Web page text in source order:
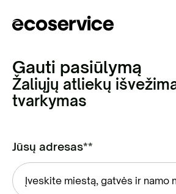
Gauti pasiūlymą
Žaliųjų atliekų
tvarkymas
Jūsų adresas**